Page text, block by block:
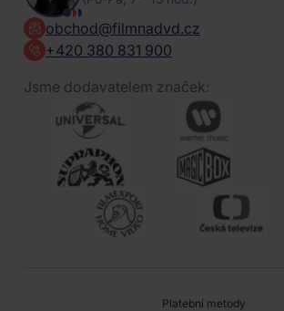
obchod@filmnadvd.cz
+420 380 831 900
Jsme dodavatelem značek:
Platební metody